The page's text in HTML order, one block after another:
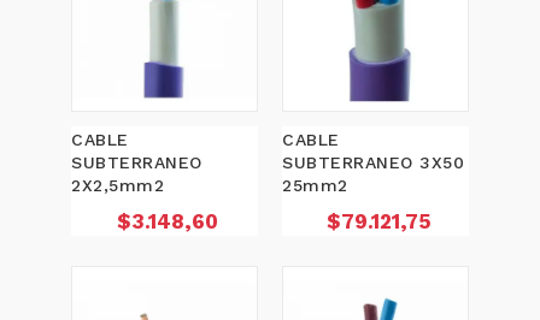
CABLE
SUBTERRANEO
2X2,5mm2
Precio
$3.148,60
CABLE
SUBTERRANEO 3X50
25mm2
Precio
$79.121,75